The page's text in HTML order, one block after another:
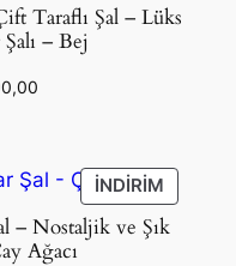
Taraflı Şal – Lüks
– Bej
₺390,00.
İNDIRIM
ÜRÜN
– Nostaljik ve Şık
Ağacı